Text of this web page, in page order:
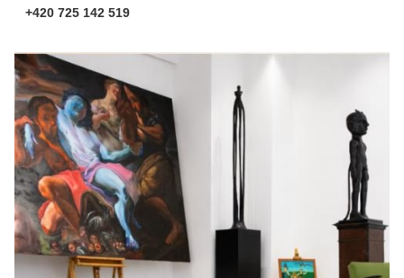
+420 725 142 519